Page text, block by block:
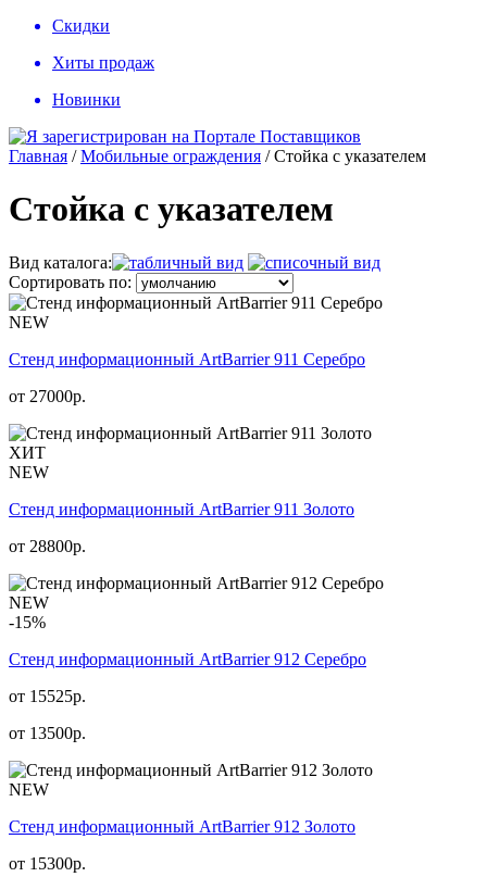
Скидки
Хиты продаж
Новинки
Главная /Мобильные ограждения /Стойка с указателем
Стойка с указателем
Вид каталога:
Сортировать по:
NEW
Стенд информационный АrtBarrier 911 Серебро
от 27000р.
ХИТ
NEW
Стенд информационный АrtBarrier 911 Золото
от 28800р.
NEW
-15%
Стенд информационный АrtBarrier 912 Серебро
от 15525р.
от 13500р.
NEW
Стенд информационный АrtBarrier 912 Золото
от 15300р.